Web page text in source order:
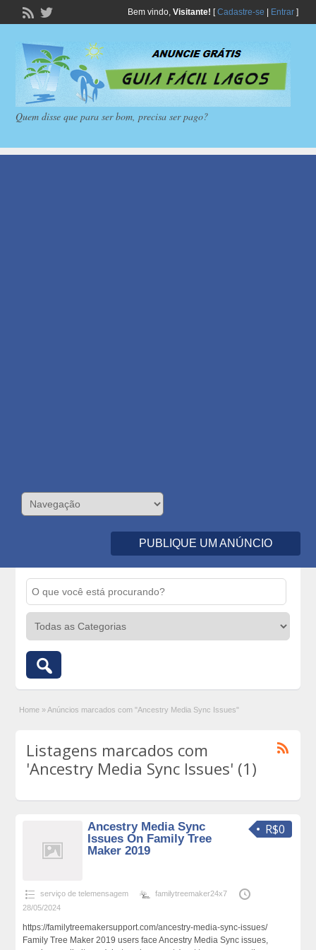
Bem vindo, Visitante! [Cadastre-se Entrar]
Quem disse que para ser bom, precisa ser pago?
PUBLIQUE UM ANÚNCIO
Home » Anúncios marcados com "Ancestry Media Sync Issues"
Listagens marcados com
'Ancestry Media Sync Issues' (1)
R$0
Ancestry Media Sync
Issues On Family Tree
Maker 2019
serviço de telemensagem
familytreemaker24x7
28/05/2024
https://familytreemakersupport.com/ancestry-media-sync-issues/
Family Tree Maker 2019 users face Ancestry Media Sync issues,